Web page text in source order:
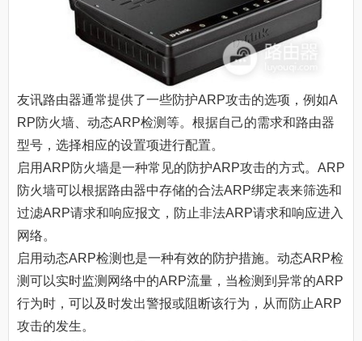
友讯路由器通常提供了一些防护ARP攻击的选项，例如A
RP防火墙、动态ARP检测等。根据自己的需求和路由器
型号，选择相应的设置项进行配置。
启用ARP防火墙是一种常见的防护ARP攻击的方式。ARP
防火墙可以根据路由器中存储的合法ARP绑定表来筛选和
过滤ARP请求和响应报文，防止非法ARP请求和响应进入
网络。
启用动态ARP检测也是一种有效的防护措施。动态ARP检
测可以实时监测网络中的ARP流量，当检测到异常的ARP
行为时，可以及时发出警报或阻断该行为，从而防止ARP
攻击的发生。